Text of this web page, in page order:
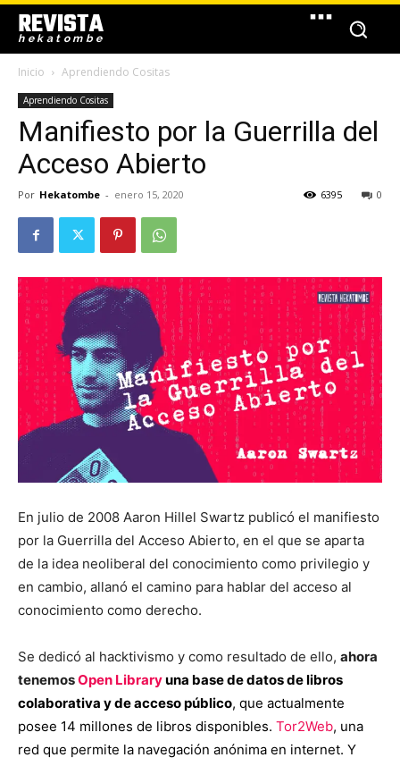
REVISTA
hekatombe
Inicio Aprendiendo Cositas
Aprendiendo Cositas
Manifiesto por la Guerrilla del
Acceso Abierto
Por Hekatombe - enero 15, 2020 0
6395
En julio de 2008 Aaron Hillel Swartz publicó el manifiesto
por la Guerrilla del Acceso Abierto, en el que se aparta
de la idea neoliberal del conocimiento como privilegio y
en cambio, allanó el camino para hablar del acceso al
conocimiento como derecho.
Se dedicó al hacktivismo y como resultado de ello, ahora
tenemosOpen Libraryuna base de datos de libros
colaborativa y de acceso público, que actualmente
posee 14 millones de libros disponibles. Tor2Web, una
red que permite la navegación anónima en internet. Y